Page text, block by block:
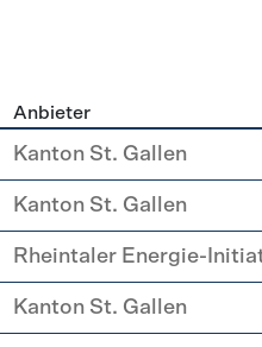
Anbieter
Kanton St. Gallen
Kanton St. Gallen
Rheintaler Energie-
Kanton St. Gallen